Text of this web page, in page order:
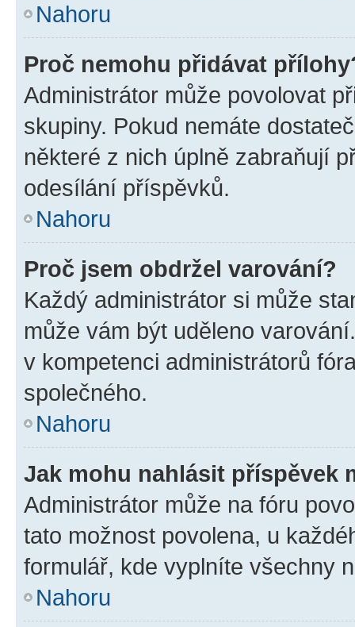
Nahoru
Proč nemohu přidávat
Administrátor může povolovat
skupiny. Pokud nemáte
některé z nich úplně zabraňují
odesílání příspěvků.
Nahoru
Proč jsem obdržel varování?
Každý administrátor si může
může vám být uděleno
v kompetenci administrátorů
společného.
Nahoru
Jak mohu nahlásit příspěvek
Administrátor může na fóru
tato možnost povolena, u
formulář, kde vyplníte všechny
Nahoru